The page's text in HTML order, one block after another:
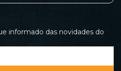
informado das novidades do